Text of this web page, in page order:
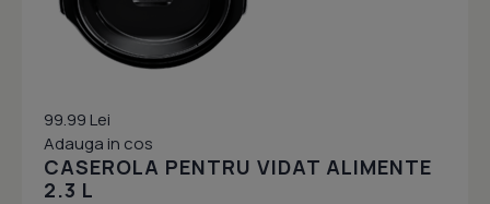
99.99 Lei
Adauga in cos
CASEROLA PENTRU VIDAT ALIMENTE
2.3 L